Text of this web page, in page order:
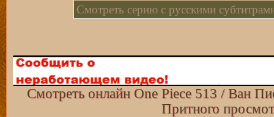
Смотреть серию с русскими
Смотреть онлайн One Рiece 513 / Ван
Притного